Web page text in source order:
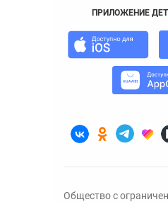
ПРИЛОЖЕНИЕ
Общество с